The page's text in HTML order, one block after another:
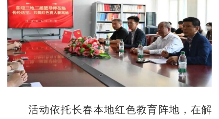
活动依托长春本地红色教育阵地，在解